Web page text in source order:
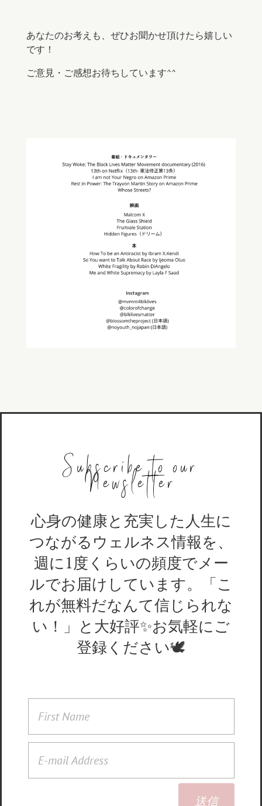
あなたのお考えも、ぜひお聞かせ頂けたら嬉しい
です！
ご意見・ご感想お待ちしています^^
Subscribe to our
Newsletter
心身の健康と充実した人生に
つながるウェルネス情報を、
週に1度くらいの頻度でメー
ルでお届けしています。「こ
れが無料だなんて信じられな
い！」と大好評✨お気軽にご
登録ください🕊
送信